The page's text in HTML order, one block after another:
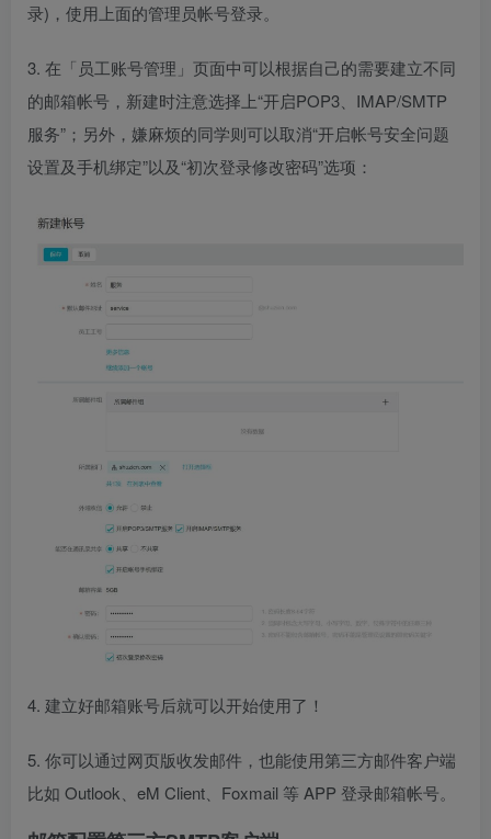
录)，使用上面的管理员帐号登录。
3. 在「员工账号管理」页面中可以根据自己的需要建立不同
的邮箱帐号，新建时注意选择上“开启POP3、IMAP/SMTP
服务”；另外，嫌麻烦的同学则可以取消“开启帐号安全问题
设置及手机绑定”以及“初次登录修改密码”选项：
4. 建立好邮箱账号后就可以开始使用了！
5. 你可以通过网页版收发邮件，也能使用第三方邮件客户端
比如 Outlook、eM Client、Foxmail 等 APP 登录邮箱帐号。